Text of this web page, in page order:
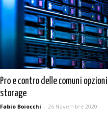
Pro e contro delle comuni
storage
Fabio Boiocchi - 26 Novembre 2020